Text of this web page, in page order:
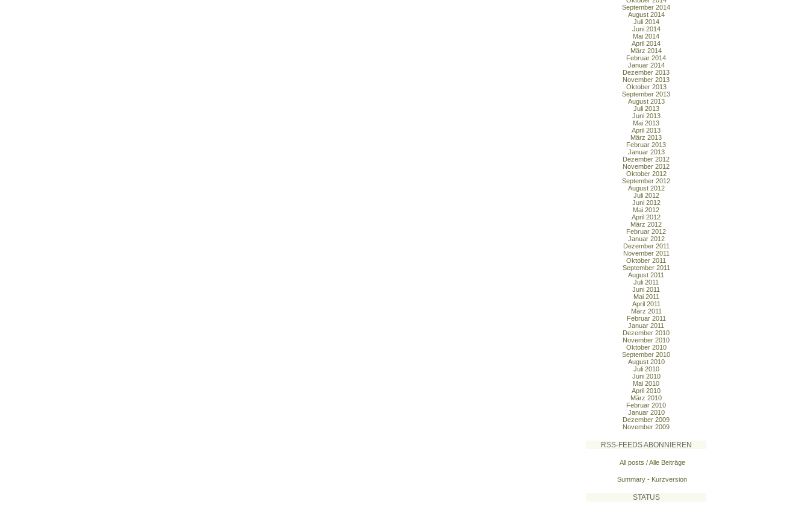
September 2014
August 2014
Juli 2014
Juni 2014
Mai 2014
April 2014
März 2014
Februar 2014
Januar 2014
Dezember 2013
November 2013
Oktober 2013
September 2013
August 2013
Juli 2013
Juni 2013
Mai 2013
April 2013
März 2013
Februar 2013
Januar 2013
Dezember 2012
November 2012
Oktober 2012
September 2012
August 2012
Juli 2012
Juni 2012
Mai 2012
April 2012
März 2012
Februar 2012
Januar 2012
Dezember 2011
November 2011
Oktober 2011
September 2011
August 2011
Juli 2011
Juni 2011
Mai 2011
April 2011
März 2011
Februar 2011
Januar 2011
Dezember 2010
November 2010
Oktober 2010
September 2010
August 2010
Juli 2010
Juni 2010
Mai 2010
April 2010
März 2010
Februar 2010
Januar 2010
Dezember 2009
November 2009
RSS-FEEDS ABONNIEREN
All posts / Alle Beiträge
Summary - Kurzversion
STATUS